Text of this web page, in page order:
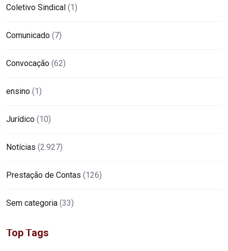
Coletivo Sindical (1)
Comunicado (7)
Convocação (62)
ensino (1)
Jurídico (10)
Notícias (2.927)
Prestação de Contas (126)
Sem categoria (33)
Top Tags